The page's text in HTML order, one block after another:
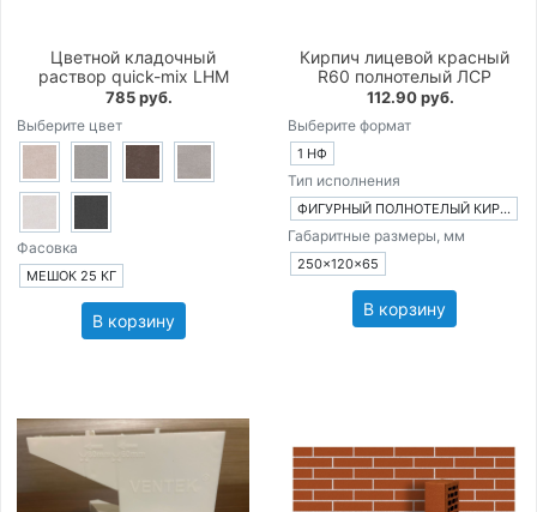
Цветной кладочный
раствор quick-mix LHM
785 руб.
Выберите цвет
Фасовка
МЕШОК 25 КГ
В корзину
Кирпич лицевой красный
R60 полнотелый ЛСР
112.90 руб.
Выберите формат
1 НФ
Тип исполнения
ФИГУРНЫЙ ПОЛНОТЕЛЫЙ КИРПИЧ
Габаритные размеры, мм
250×120×65
В корзину